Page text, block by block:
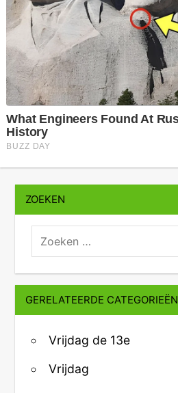
ZOEKEN
zoeken:
GERELATEERDE CATEGORIEËN
Vrijdag de 13e
Vrijdag